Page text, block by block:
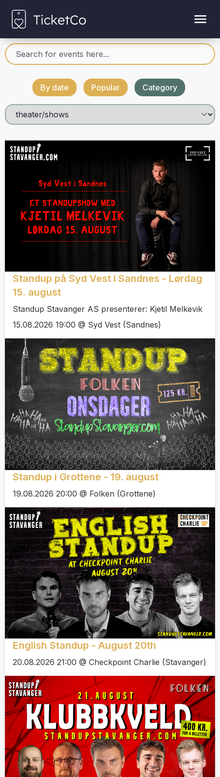
By date Popular Category
Standup på Syd Vest i Sandnes - Lørdag
15. august
Standup Stavanger AS presenterer: Kjetil Melkevik
15.08.2026 19:00 @ Syd Vest (Sandnes)
Standup i Grottene - 19. august
19.08.2026 20:00 @ Folken (Grottene)
English Standup - August 20th
20.08.2026 21:00 @ Checkpoint Charlie (Stavanger)